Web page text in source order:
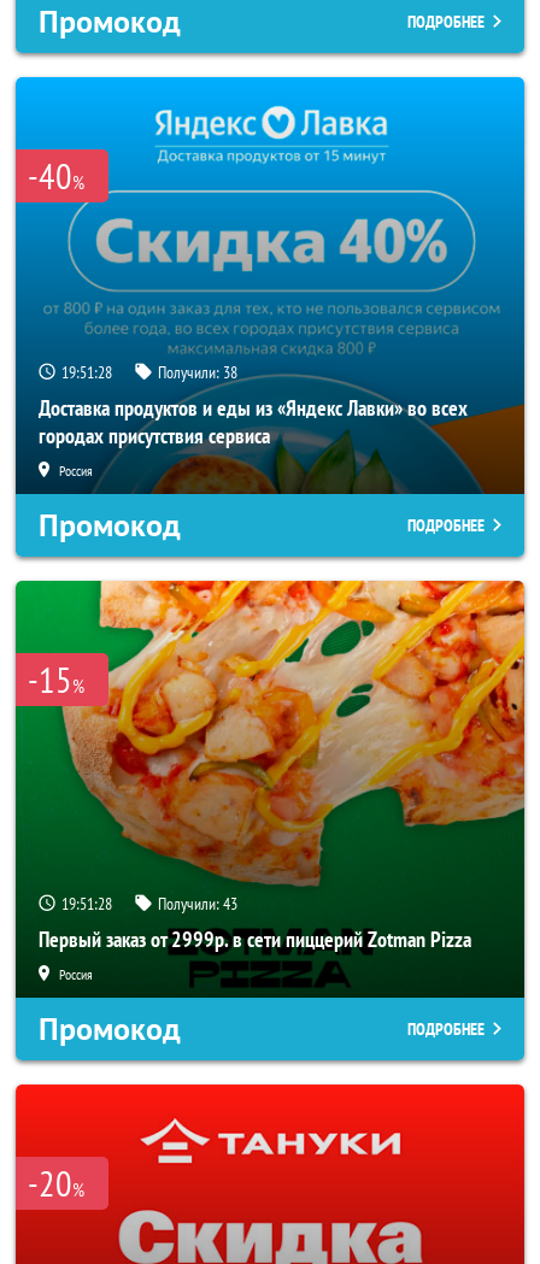
Промокод ПОДРОБНЕЕ
-40%
19:51:28 Получили: 38
Доставка продуктов и еды из «Яндекс Лавки» во всех
городах присутствия сервиса
Россия
Промокод ПОДРОБНЕЕ
-15%
19:51:28 Получили:43
Первый заказ от 2999р. в сети пиццерий Zotman Pizza
Россия
Промокод ПОДРОБНЕЕ
-20%